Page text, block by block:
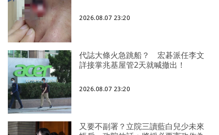
2026.08.07 23:20
代誌大條火急跳船？ 宏碁派任李文
詳接掌兆基屋管2天就喊撤出！
2026.08.07 23:20
又要不副署？立院三讀藍白兒少未來